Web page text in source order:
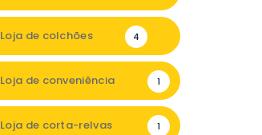
Loja de colchões 4
Loja de conveniência 1
Loja de corta-relvas 1